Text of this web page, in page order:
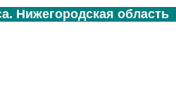
Нижегородская область